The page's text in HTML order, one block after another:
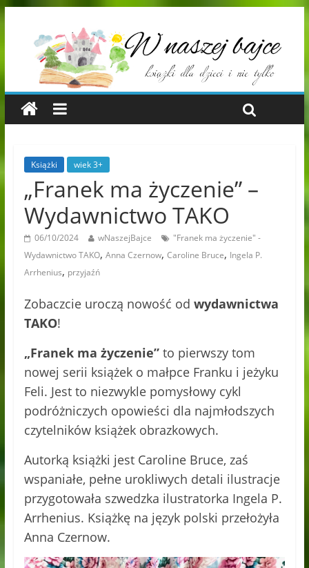
Książki wiek 3+
„Franek ma życzenie” –
Wydawnictwo TAKO
06/10/2024 wNaszejBajce
"Franek ma życzenie" -
Wydawnictwo TAKO, Anna Czernow, Caroline Bruce, Ingela P.
Arrhenius, przyjaźń
Zobaczcie uroczą nowość od wydawnictwa
TAKO!
„Franek ma życzenie”to pierwszy tom
nowej serii książek o małpce Franku i jeżyku
Feli. Jest to niezwykle pomysłowy cykl
podróżniczych opowieści dla najmłodszych
czytelników książek obrazkowych.
Autorką książki jest Caroline Bruce, zaś
wspaniałe, pełne urokliwych detali ilustracje
przygotowała szwedzka ilustratorka Ingela P.
Arrhenius. Książkę na język polski przełożyła
Anna Czernow.